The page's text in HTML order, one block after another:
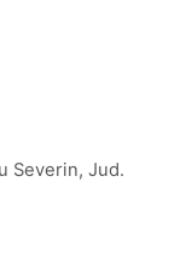
Severin, Jud.